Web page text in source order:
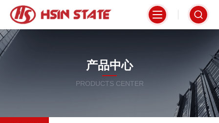
产品中心
PRODUCTS CENTER